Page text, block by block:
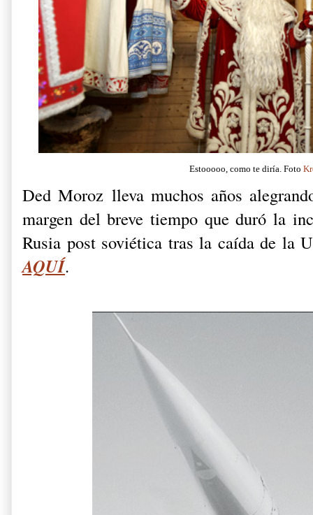
Estooooo, como te diría. Foto
Ded Moroz lleva muchos años
margen del breve tiempo que duró la
Rusia post soviética tras la caída de la
AQUÍ.